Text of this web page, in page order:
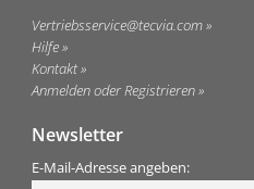
Vertriebsservice@tecvia.com
Hilfe
Kontakt
Anmelden oder Registrieren
Newsletter
E-Mail-Adresse angeben: